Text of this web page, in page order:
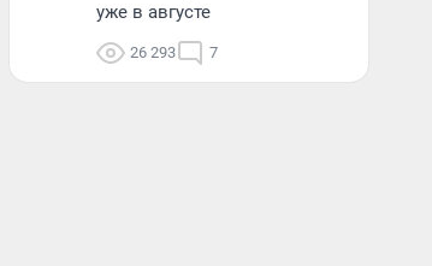
уже в августе
26 293 7